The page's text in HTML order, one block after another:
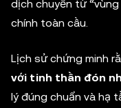
dịch chuyển từ
chính toàn cầu.
Lịch sử chứng minh
với tinh thần đón
lý đúng chuẩn và hạ